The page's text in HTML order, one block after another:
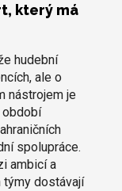
který má
hudební
ale o
nástrojem je
období
spolupráce.
ambicí a
týmy dostávají